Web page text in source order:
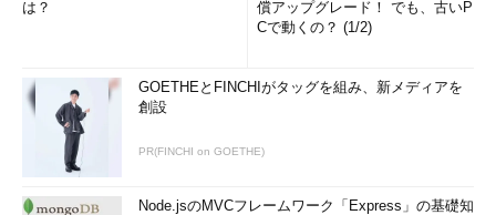
は？
償アップグレード！ でも、古いP
Cで動くの？ (1/2)
GOETHEとFINCHIがタッグを組み、新メディアを
創設
PR(FINCHI on GOETHE)
Node.jsのMVCフレームワーク「Express」の基礎知